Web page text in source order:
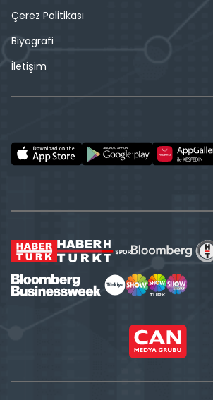
Çerez Politikası
Biyografi
İletişim